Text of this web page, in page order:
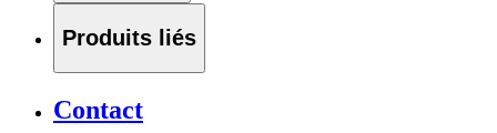
Produits liés
Contact